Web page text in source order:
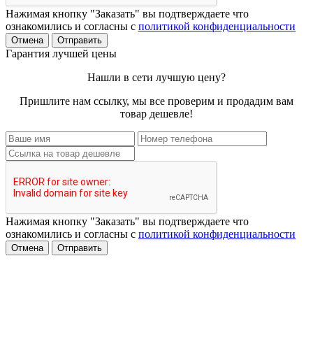
Нажимая кнопку "Заказать" вы подтверждаете что
ознакомились и согласны с политикой конфиденциальности
Отмена Отправить
Гарантия лучшей цены
Нашли в сети лучшую цену?
Пришлите нам ссылку, мы все проверим и продадим вам
товар дешевле!
Нажимая кнопку "Заказать" вы подтверждаете что
ознакомились и согласны с политикой конфиденциальности
Отмена Отправить